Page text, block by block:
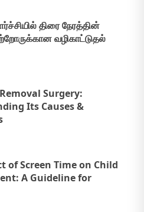
திரை நேரத்தின்
வழிகாட்டுதல்
Surgery:
Its Causes &
of Screen Time on Child
A Guideline for